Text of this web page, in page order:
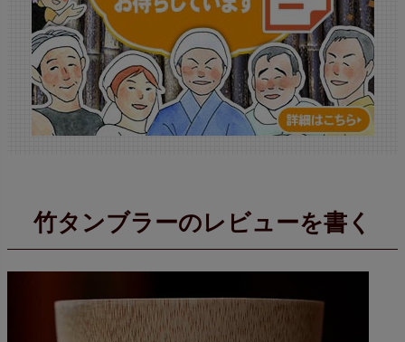
竹タンブラーのレビューを書く